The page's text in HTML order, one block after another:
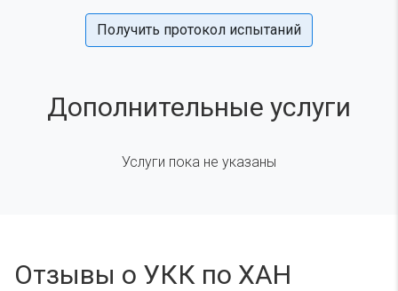
Получить протокол испытаний
Дополнительные услуги
Услуги пока не указаны
Отзывы о УКК по ХАН